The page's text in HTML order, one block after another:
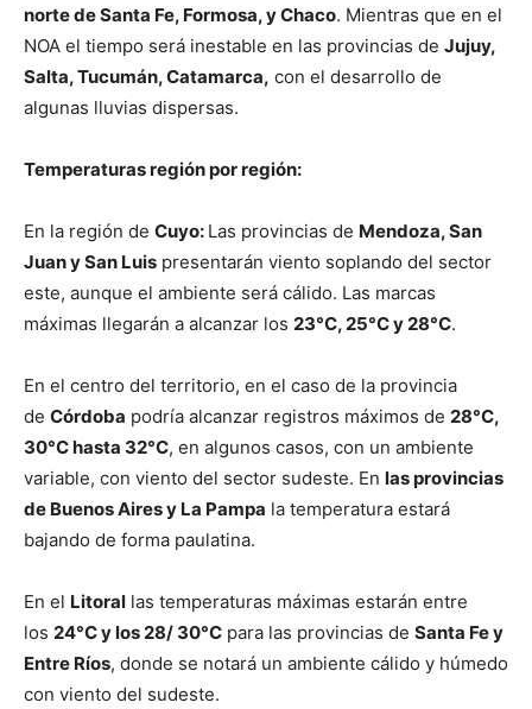
norte de Santa Fe, Formosa, y Chaco. Mientras que en el
NOA el tiempo será inestable en las provincias de Jujuy,
Salta, Tucumán, Catamarca, con el desarrollo de
algunas lluvias dispersas.
Temperaturas región por región:
En la región de Cuyo: Las provincias de Mendoza, San
Juan y San Luis presentarán viento soplando del sector
este, aunque el ambiente será cálido. Las marcas
máximas llegarán a alcanzar los 23°C, 25°C y 28°C.
En el centro del territorio, en el caso de la provincia
de Córdoba podría alcanzar registros máximos de 28°C,
30°C hasta 32°C, en algunos casos, con un ambiente
variable, con viento del sector sudeste. En las provincias
de Buenos Aires y La Pampa la temperatura estará
bajando de forma paulatina.
En el Litoral las temperaturas máximas estarán entre
los 24°C y los 28/ 30°C para las provincias de Santa Fe y
Entre Ríos, donde se notará un ambiente cálido y húmedo
con viento del sudeste.